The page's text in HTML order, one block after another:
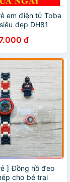
em điện tử Toba
đẹp DH81
đ
] Đồng hồ đeo
cho bé trai